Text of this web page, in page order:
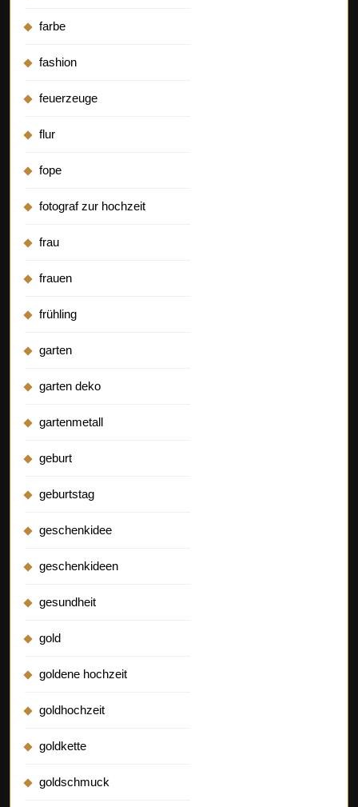
farbe
fashion
feuerzeuge
flur
fope
fotograf zur hochzeit
frau
frauen
frühling
garten
garten deko
gartenmetall
geburt
geburtstag
geschenkidee
geschenkideen
gesundheit
gold
goldene hochzeit
goldhochzeit
goldkette
goldschmuck